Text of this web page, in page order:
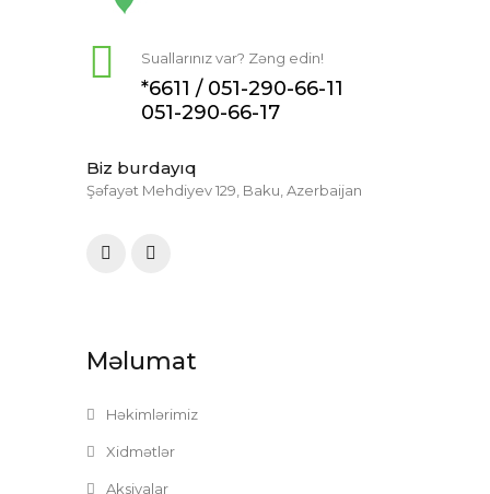
Suallarınız var? Zəng edin!
*6611 / 051-290-66-11
051-290-66-17
Biz burdayıq
Şəfayət Mehdiyev 129, Baku, Azerbaijan
Məlumat
Həkimlərimiz
Xidmətlər
Aksiyalar